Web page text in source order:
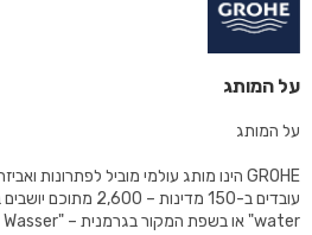
על המותג
על המותג